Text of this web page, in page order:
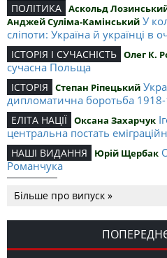
ПОЛІТИКА Аскольд
Анджей Суліма-Камінський У
сліпоти: Україна й українці в
ІСТОРІЯ І СУЧАСНІСТЬ Олег К.
сучасна Польща
ІСТОРІЯ Степан Ріпецький
дипломатична боротьба
ЕЛІТА НАЦІЇ Оксана Захарчук
центральна постать
НАШІ ВИДАННЯ Юрій Щербак
Романчука
Романчука
СЛОВО РЕДАКЦІЙНЕ Олег К.
як уособлення української
Більше про випуск »